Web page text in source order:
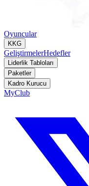
Oyuncular
KKG
GeliştirmelerHedefler
Liderlik Tabloları
Paketler
Kadro Kurucu
MyClub